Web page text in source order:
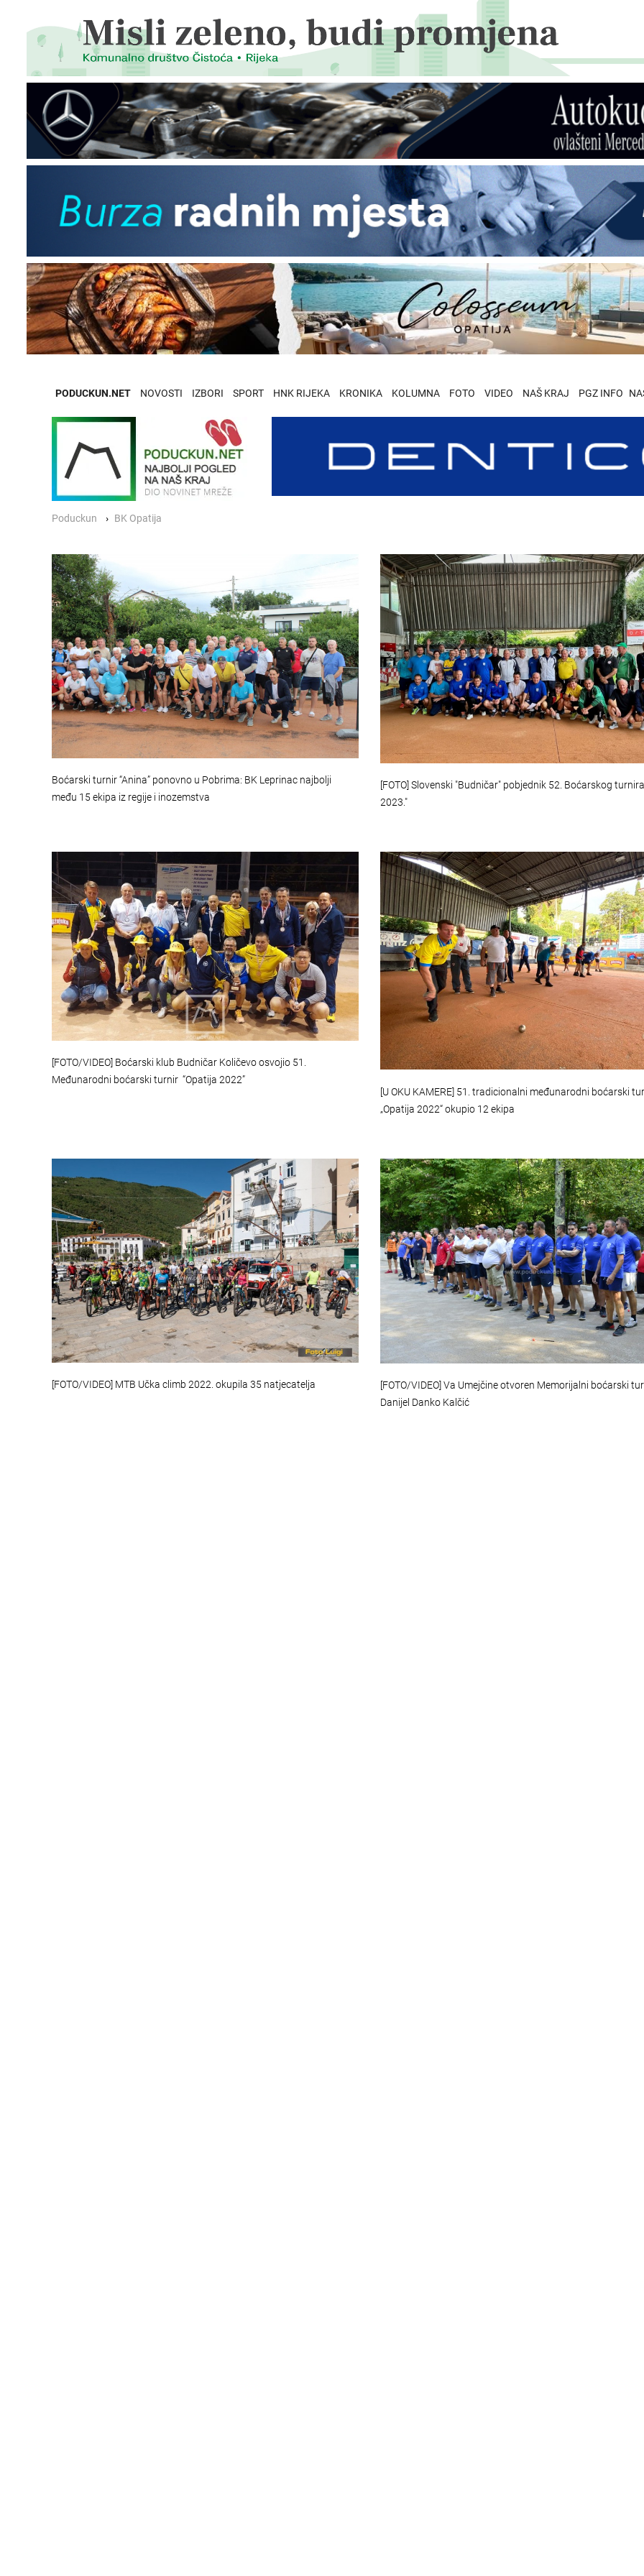
PODUCKUN.NET NOVOSTI IZBORI SPORT HNK RIJEKA KRONIKA KOLUMNA FOTO VIDEO NAŠ KRAJ PGZ INFO
Poduckun BK Opatija
Boćarski turnir “Anina” ponovno u Pobrima: BK Leprinac najbolji
među 15 ekipa iz regije i inozemstva
[FOTO] Slovenski "Budničar" pobjednik 52. Boćarskog
2023."
[FOTO/VIDEO] Boćarski klub Budničar Količevo osvojio 51.
Međunarodni boćarski turnir “Opatija 2022”
[U OKU KAMERE] 51. tradicionalni međunarodni boćarski
„Opatija 2022“ okupio 12 ekipa
[FOTO/VIDEO] MTB Učka climb 2022. okupila 35 natjecatelja
[FOTO/VIDEO] Va Umejčine otvoren Memorijalni boćarski
Danijel Danko Kalčić